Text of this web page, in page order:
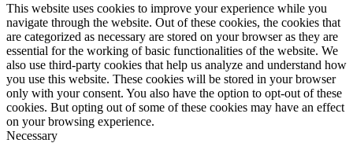
This website uses cookies to improve your experience while you
navigate through the website. Out of these cookies, the cookies that
are categorized as necessary are stored on your browser as they are
essential for the working of basic functionalities of the website. We
also use third-party cookies that help us analyze and understand how
you use this website. These cookies will be stored in your browser
only with your consent. You also have the option to opt-out of these
cookies. But opting out of some of these cookies may have an effect
on your browsing experience.
Necessary